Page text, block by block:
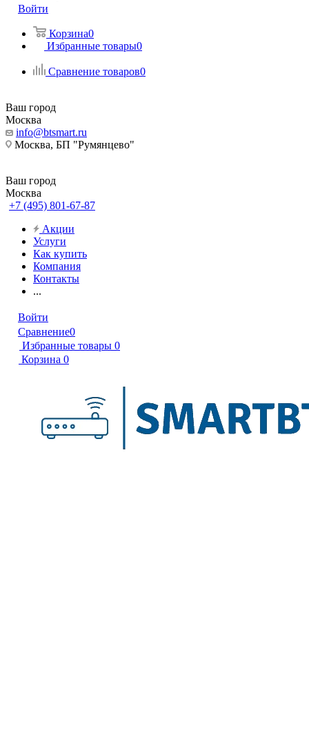
Войти
Корзина0
Избранные товары0
Сравнение товаров0
Ваш город
Москва
info@btsmart.ru
Москва, БП "Румянцево"
Ваш город
Москва
+7 (495) 801-67-87
Акции
Услуги
Как купить
Компания
Контакты
...
Войти
Сравнение0
Избранные товары 0
Корзина 0